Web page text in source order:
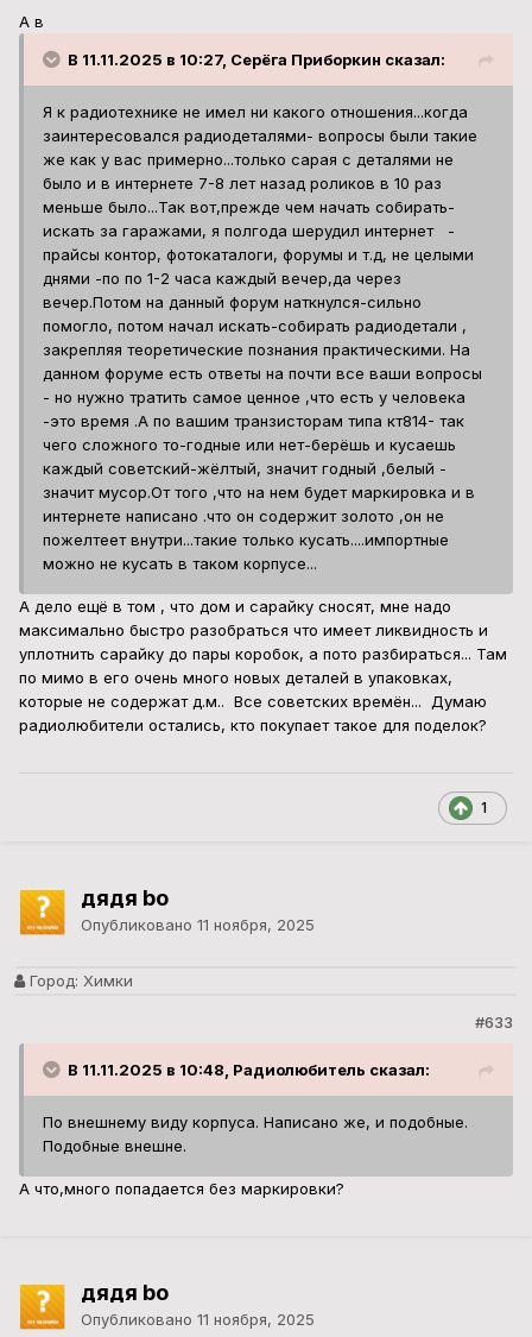
А в
В 11.11.2025 в 10:27, Серёга Приборкин сказал:
Я к радиотехнике не имел ни какого отношения...когда
заинтересовался радиодеталями- вопросы были такие
же как у вас примерно...только сарая с деталями не
было и в интернете 7-8 лет назад роликов в 10 раз
меньше было...Так вот,прежде чем начать собирать-
искать за гаражами, я полгода шерудил интернет -
прайсы контор, фотокаталоги, форумы и т.д, не целыми
днями -по по 1-2 часа каждый вечер,да через
вечер.Потом на данный форум наткнулся-сильно
помогло, потом начал искать-собирать радиодетали ,
закрепляя теоретические познания практическими. На
данном форуме есть ответы на почти все ваши вопросы
- но нужно тратить самое ценное ,что есть у человека
-это время .А по вашим транзисторам типа кт814- так
чего сложного то-годные или нет-берёшь и кусаешь
каждый советский-жёлтый, значит годный ,белый -
значит мусор.От того ,что на нем будет маркировка и в
интернете написано .что он содержит золото ,он не
пожелтеет внутри...такие только кусать....импортные
можно не кусать в таком корпусе...
А дело ещё в том , что дом и сарайку сносят, мне надо
максимально быстро разобраться что имеет ликвидность и
уплотнить сарайку до пары коробок, а пото разбираться... Там
по мимо в его очень много новых деталей в упаковках,
которые не содержат д.м.. Все советских времён... Думаю
радиолюбители остались, кто покупает такое для поделок?
1
дядя bo
Опубликовано 11 ноября, 2025
Город: Химки
#633
В 11.11.2025 в 10:48, Радиолюбитель сказал:
По внешнему виду корпуса. Написано же, и подобные.
Подобные внешне.
А что,много попадается без маркировки?
дядя bo
Опубликовано 11 ноября, 2025